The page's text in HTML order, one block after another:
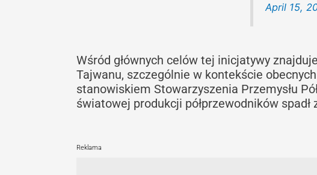
April 15,
Wśród głównych celów tej inicjatywy
Tajwanu, szczególnie w kontekście
stanowiskiem Stowarzyszenia Przemysłu
światowej produkcji półprzewodników spadł
Reklama